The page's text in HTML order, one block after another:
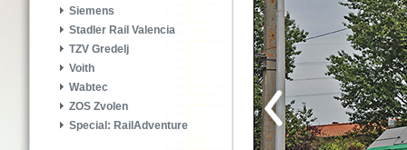
Siemens
Stadler Rail Valencia
TZV Gredelj
Voith
Wabtec
ZOS Zvolen
Special: RailAdventure